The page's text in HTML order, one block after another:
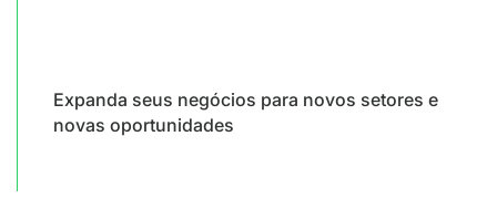
Expanda seus negócios para novos setores e
novas oportunidades